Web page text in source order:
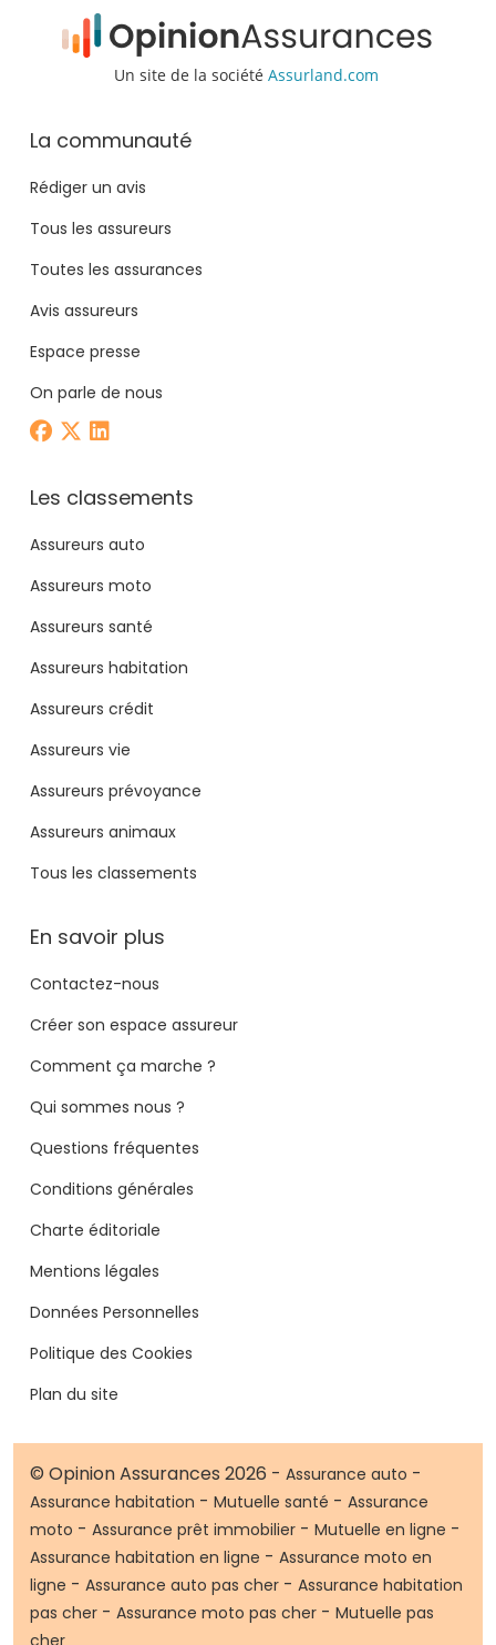
Un site de la société Assurland.com
La communauté
Rédiger un avis
Tous les assureurs
Toutes les assurances
Avis assureurs
Espace presse
On parle de nous
Les classements
Assureurs auto
Assureurs moto
Assureurs santé
Assureurs habitation
Assureurs crédit
Assureurs vie
Assureurs prévoyance
Assureurs animaux
Tous les classements
En savoir plus
Contactez-nous
Créer son espace assureur
Comment ça marche ?
Qui sommes nous ?
Questions fréquentes
Conditions générales
Charte éditoriale
Mentions légales
Données Personnelles
Politique des Cookies
Plan du site
© Opinion Assurances 2026 - Assurance auto -
Assurance habitation - Mutuelle santé - Assurance
moto - Assurance prêt immobilier - Mutuelle en ligne -
Assurance habitation en ligne - Assurance moto en
ligne - Assurance auto pas cher - Assurance habitation
pas cher - Assurance moto pas cher - Mutuelle pas
cher